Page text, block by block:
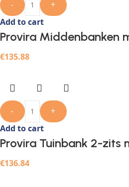
-
+
Add to cart
Provira Middenbanken
€135.88
-
+
Add to cart
Provira Tuinbank 2-zits
€136.84